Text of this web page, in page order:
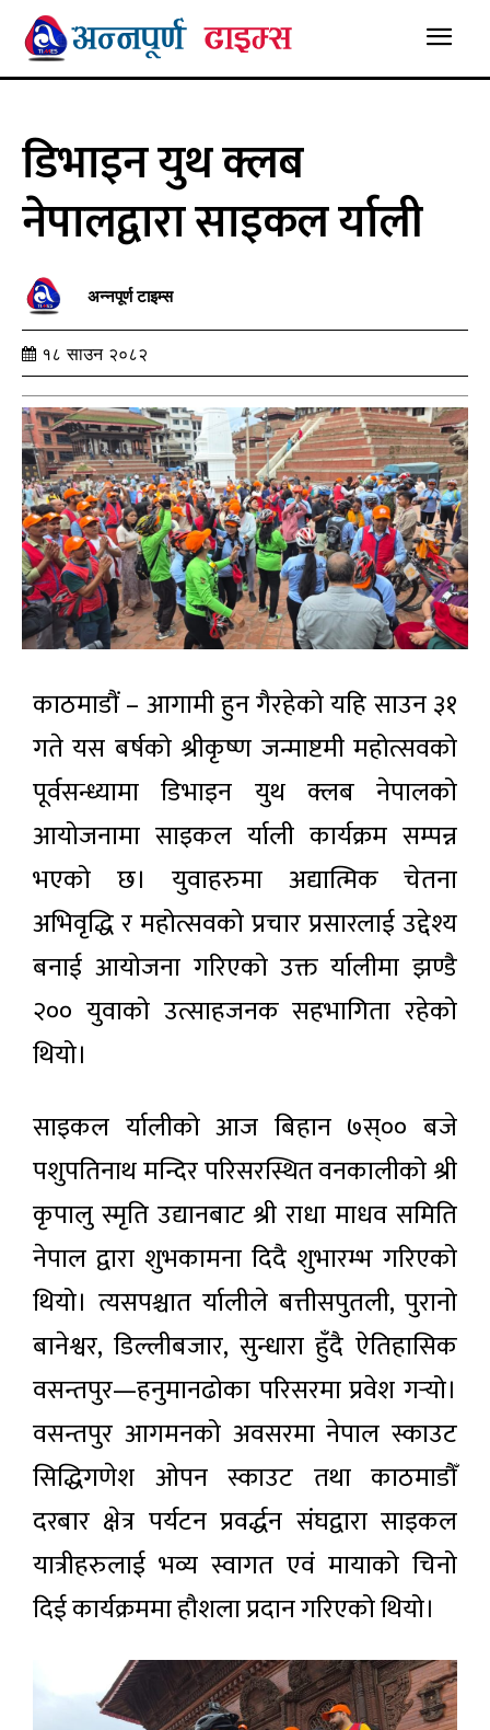
डिभाइन युथ क्लब
नेपालद्वारा साइकल र्याली
अन्नपूर्ण टाइम्स
१८ साउन २०८२
काठमाडौं – आगामी हुन गैरहेको यहि साउन ३१
गते यस बर्षको श्रीकृष्ण जन्माष्टमी महोत्सवको
पूर्वसन्ध्यामा डिभाइन युथ क्लब नेपालको
आयोजनामा साइकल र्याली कार्यक्रम सम्पन्न
भएको छ। युवाहरुमा अद्यात्मिक चेतना
अभिवृद्धि र महोत्सवको प्रचार प्रसारलाई उद्देश्य
बनाई आयोजना गरिएको उक्त र्यालीमा झण्डै
२०० युवाको उत्साहजनक सहभागिता रहेको
थियो।
साइकल र्यालीको आज बिहान ७स्०० बजे
पशुपतिनाथ मन्दिर परिसरस्थित वनकालीको श्री
कृपालु स्मृति उद्यानबाट श्री राधा माधव समिति
नेपाल द्वारा शुभकामना दिदै शुभारम्भ गरिएको
थियो। त्यसपश्चात र्यालीले बत्तीसपुतली, पुरानो
बानेश्वर, डिल्लीबजार, सुन्धारा हुँदै ऐतिहासिक
वसन्तपुर—हनुमानढोका परिसरमा प्रवेश गर्‍यो।
वसन्तपुर आगमनको अवसरमा नेपाल स्काउट
सिद्धिगणेश ओपन स्काउट तथा काठमाडौँ
दरबार क्षेत्र पर्यटन प्रवर्द्धन संघद्वारा साइकल
यात्रीहरुलाई भव्य स्वागत एवं मायाको चिनो
दिई कार्यक्रममा हौशला प्रदान गरिएको थियो।